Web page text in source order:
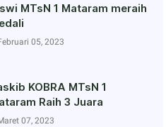
MTsN 1 Mataram meraih
05, 2023
KOBRA MTsN 1
Raih 3 Juara
07, 2023